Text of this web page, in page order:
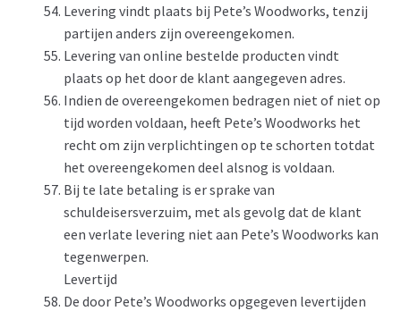
Levering vindt plaats bij Pete’s Woodworks, tenzij
partijen anders zijn overeengekomen.
Levering van online bestelde producten vindt
plaats op het door de klant aangegeven adres.
Indien de overeengekomen bedragen niet of niet op
tijd worden voldaan, heeft Pete’s Woodworks het
recht om zijn verplichtingen op te schorten totdat
het overeengekomen deel alsnog is voldaan.
Bij te late betaling is er sprake van
schuldeisersverzuim, met als gevolg dat de klant
een verlate levering niet aan Pete’s Woodworks kan
tegenwerpen.
Levertijd
De door Pete’s Woodworks opgegeven levertijden